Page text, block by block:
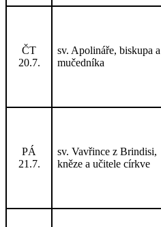
ČT
20.7.
sv. Apolináře, biskupa a
mučedníka
PÁ
21.7.
sv. Vavřince z Brindisi,
kněze a učitele církve